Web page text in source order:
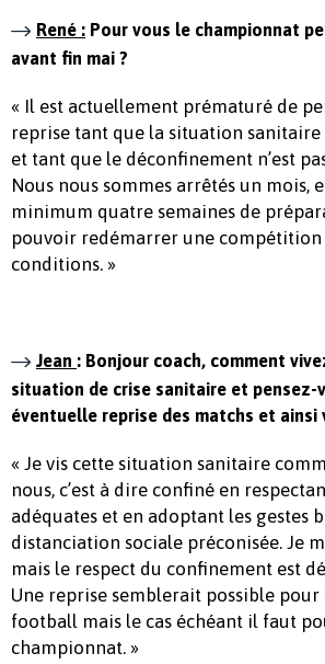
René : Pour vous le championnat
avant fin mai ?
« Il est actuellement prématuré de
reprise tant que la situation sanitaire
et tant que le déconfinement n’est
Nous nous sommes arrêtés un mois,
minimum quatre semaines de
pouvoir redémarrer une compétition
conditions. »
Jean : Bonjour coach, comment
situation de crise sanitaire et pensez-
éventuelle reprise des matchs et ainsi
« Je vis cette situation sanitaire
nous, c’est à dire confiné en
adéquates et en adoptant les gestes
distanciation sociale préconisée. Je
mais le respect du confinement est
Une reprise semblerait possible pour
football mais le cas échéant il faut
championnat. »